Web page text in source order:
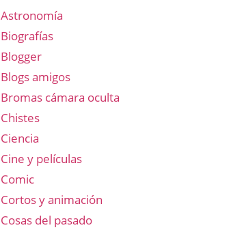
Astronomía
Biografías
Blogger
Blogs amigos
Bromas cámara oculta
Chistes
Ciencia
Cine y películas
Comic
Cortos y animación
Cosas del pasado